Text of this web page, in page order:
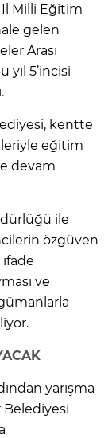
Milli Eğitim
gelen
Arası
yıl 5’incisi
kentte
eğitim
devam
ile
özgüven
ifade
ve
yarışma
Belediyesi